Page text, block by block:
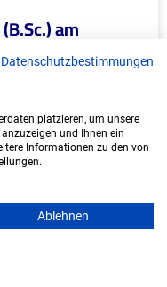
am
(Internationale
Datenschutzbestimmungen
platzieren, um unsere
und Ihnen ein
Informationen zu den von
Ablehnen